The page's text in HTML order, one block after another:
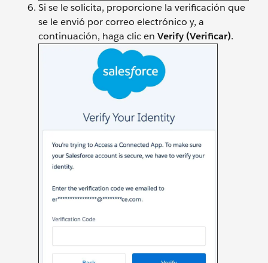
Si se le solicita, proporcione la verificación que
se le envió por correo electrónico y, a
continuación, haga clic en Verify (Verificar).